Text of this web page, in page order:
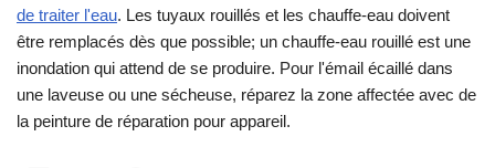
de traiter l'eau. Les tuyaux rouillés et les chauffe-eau doivent
être remplacés dès que possible; un chauffe-eau rouillé est une
inondation qui attend de se produire. Pour l'émail écaillé dans
une laveuse ou une sécheuse, réparez la zone affectée avec de
la peinture de réparation pour appareil.